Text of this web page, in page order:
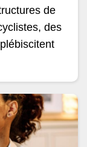
de
des